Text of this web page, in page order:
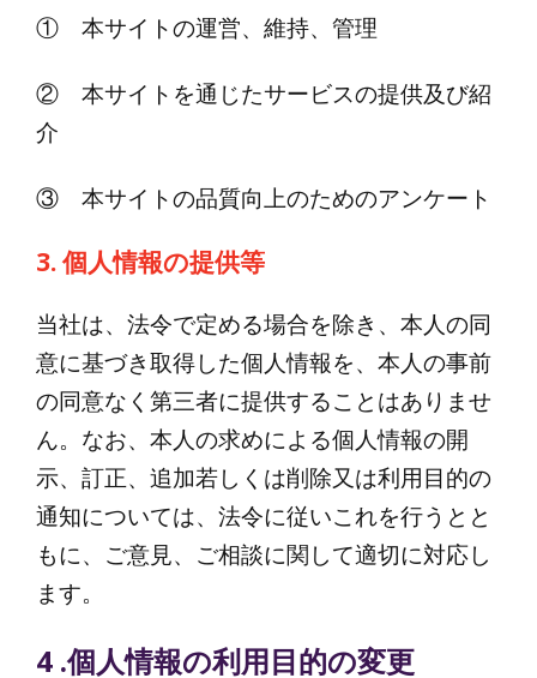
① 本サイトの運営、維持、管理
② 本サイトを通じたサービスの提供及び紹
介
③ 本サイトの品質向上のためのアンケート
3. 個人情報の提供等
当社は、法令で定める場合を除き、本人の同
意に基づき取得した個人情報を、本人の事前
の同意なく第三者に提供することはありませ
ん。なお、本人の求めによる個人情報の開
示、訂正、追加若しくは削除又は利用目的の
通知については、法令に従いこれを行うとと
もに、ご意見、ご相談に関して適切に対応し
ます。
4 .個人情報の利用目的の変更